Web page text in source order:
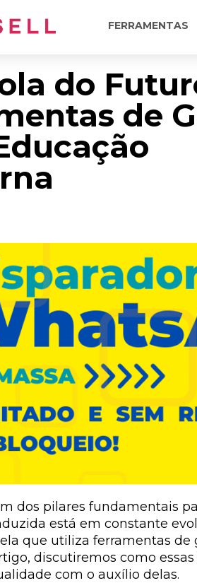
FERRAMENTAS
do
de
dos pilares fundamentais
está em constante
que utiliza ferramentas de
discutiremos como
com o auxílio delas.